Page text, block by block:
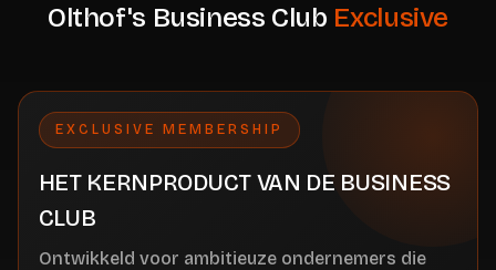
Olthof's Business Club Exclusive
EXCLUSIVE MEMBERSHIP
HET KERNPRODUCT VAN DE BUSINESS
CLUB
Ontwikkeld voor ambitieuze ondernemers die